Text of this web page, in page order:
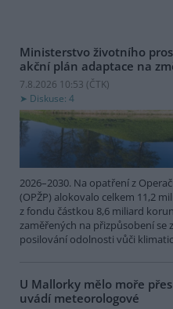
Ministerstvo životního
akční plán adaptace na
7.8.2026 10:53 (ČTK)
Diskuse: 4
2026–2030. Na opatření z
(OPŽP) alokovalo celkem 11,2
z fondu částkou 8,6 miliard
zaměřených na přizpůsobení se
posilování odolnosti vůči
U Mallorky mělo moře
uvádí meteorologové